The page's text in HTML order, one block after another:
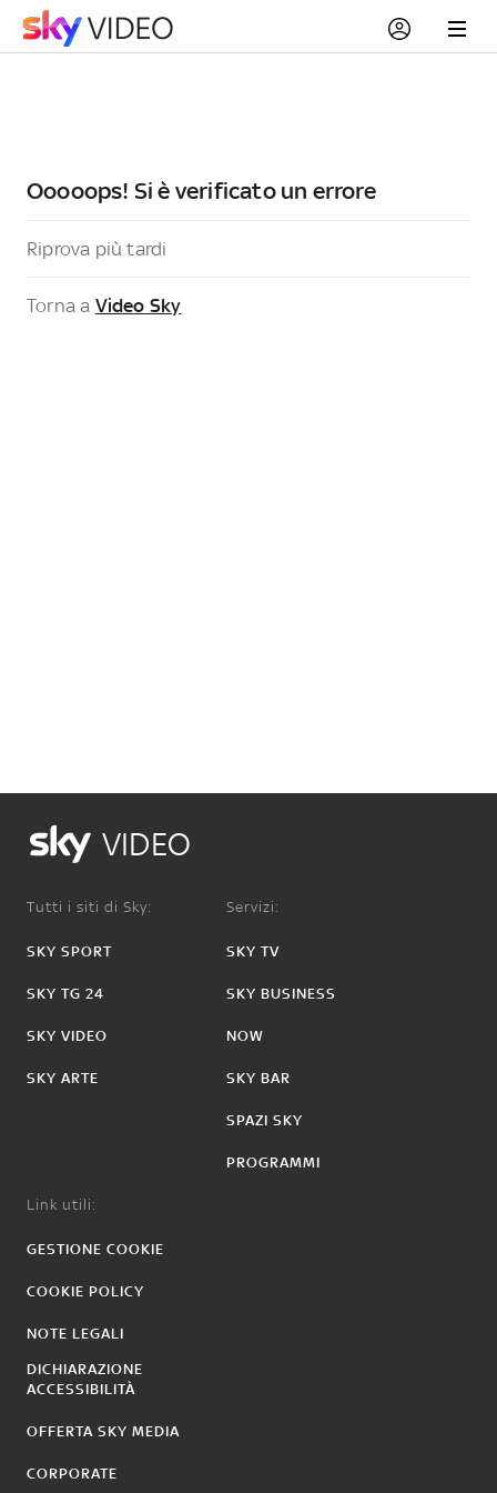
Ooooops! Si è verificato un errore
Riprova più tardi
Torna a Video Sky
VIDEO
Tutti i siti di Sky:
SKY SPORT
SKY TG 24
SKY VIDEO
SKY ARTE
Servizi:
SKY TV
SKY BUSINESS
NOW
SKY BAR
SPAZI SKY
PROGRAMMI
Link utili:
GESTIONE COOKIE
COOKIE POLICY
NOTE LEGALI
DICHIARAZIONE
ACCESSIBILITÀ
OFFERTA SKY MEDIA
CORPORATE